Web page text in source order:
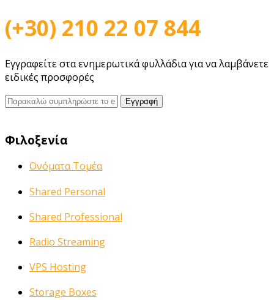
(+30) 210 22 07 844
Εγγραφείτε στα ενημερωτικά φυλλάδια για να λαμβάνετε
ειδικές προσφορές
Φιλοξενία
Ονόματα Τομέα
Shared Personal
Shared Professional
Radio Streaming
VPS Hosting
Storage Boxes